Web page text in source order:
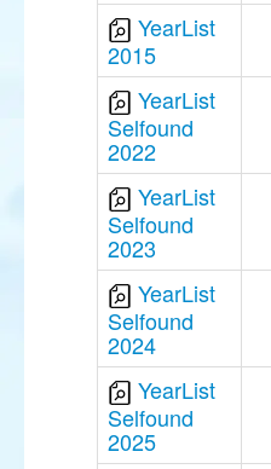
YearList
2015
YearList
Selfound
2022
YearList
Selfound
2023
YearList
Selfound
2024
YearList
Selfound
2025